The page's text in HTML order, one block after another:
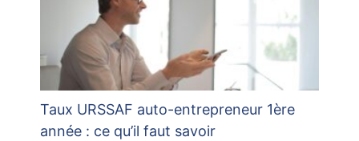
Taux URSSAF auto-entrepreneur 1ère
année : ce qu’il faut savoir